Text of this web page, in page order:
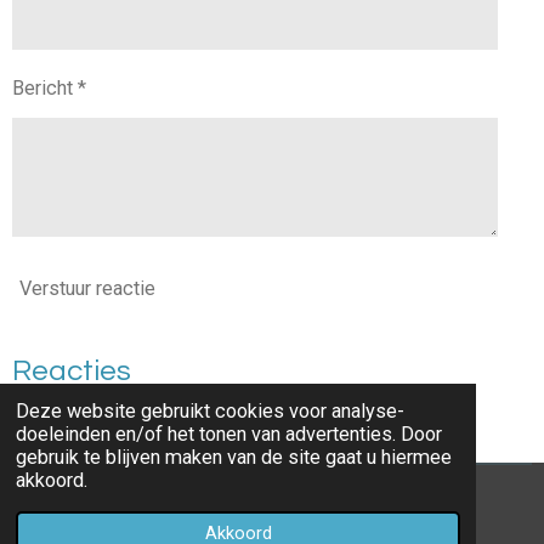
Deze website gebruikt cookies voor analyse-
doeleinden en/of het tonen van advertenties. Door
gebruik te blijven maken van de site gaat u hiermee
akkoord.
Akkoord
Bericht *
Verstuur reactie
Reacties
Er zijn geen reacties geplaatst.